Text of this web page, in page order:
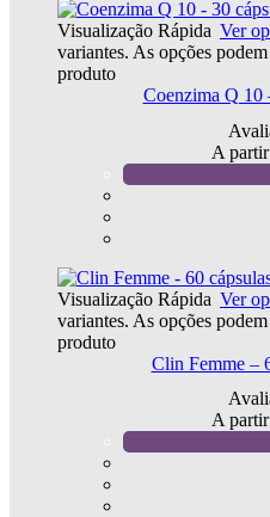
Visualização Rápida Ver
variantes. As opções
produto
Coenzima Q 10
A
Visualização Rápida Ver
variantes. As opções
produto
Clin Femme –
A